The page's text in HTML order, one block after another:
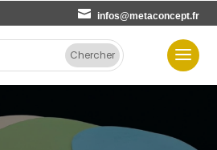
infos@metaconcept.fr